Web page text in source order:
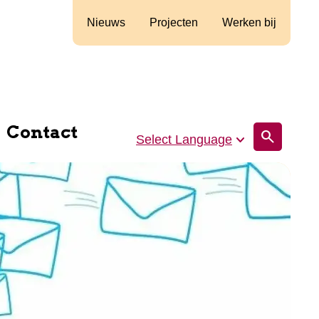
Contact Select Language search
Nieuws Projecten Werken bij